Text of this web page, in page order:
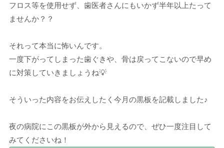
フロス等を使用せず、歯医者さんにもいかず半年以上たって
ませんか？？
それって本当に怖いんです。
一度下がってしまった歯ぐきや、骨は戻ってこないので早め
に対策していきましょうね💡
そういった内容をお伝えしたく今月の黒板を記載しました♪
夜の病院にこの黒板が外から見えるので、ぜひ一度注目して
みてくださいね！